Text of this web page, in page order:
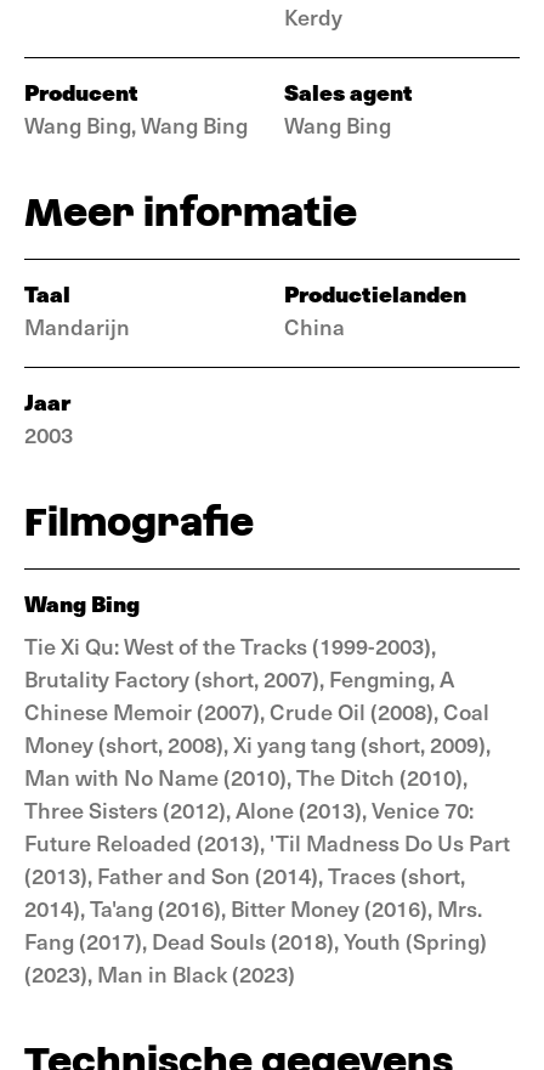
Kerdy
Producent
Wang Bing, Wang Bing
Sales agent
Wang Bing
Meer informatie
Taal
Mandarijn
Productielanden
China
Jaar
2003
Filmografie
Wang Bing
Tie Xi Qu: West of the Tracks (1999-2003),
Brutality Factory (short, 2007), Fengming, A
Chinese Memoir (2007), Crude Oil (2008), Coal
Money (short, 2008), Xi yang tang (short, 2009),
Man with No Name (2010), The Ditch (2010),
Three Sisters (2012), Alone (2013), Venice 70:
Future Reloaded (2013), 'Til Madness Do Us Part
(2013), Father and Son (2014), Traces (short,
2014), Ta'ang (2016), Bitter Money (2016), Mrs.
Fang (2017), Dead Souls (2018), Youth (Spring)
(2023), Man in Black (2023)
Technische gegevens